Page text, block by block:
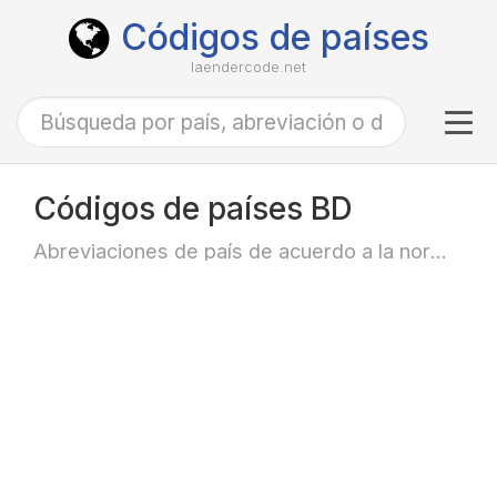
Códigos de países
laendercode.net
Códigos de países BD
Abreviaciones de país de acuerdo a la norma ISO-3166 alfa-2